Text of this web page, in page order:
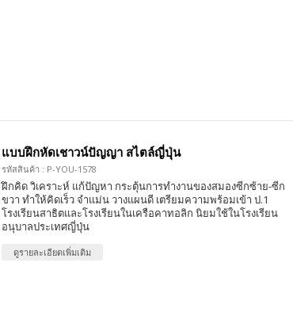
แบบฝึกหัดเชาวน์ปัญญา สไตล์ญี่ปุ่น
รหัสสินค้า : P-YOU-1578
ฝึกคิด วิเคราะห์ แก้ปัญหา กระตุ้นการทำงานของสมองซีกซ้าย-ซีก
ขวา ทำให้คิดเร็ว จำแม่น วางแผนดี เตรียมความพร้อมเข้า ป.1
โรงเรียนสาธิตและโรงเรียนในเครือคาทอลิก นิยมใช้ในโรงเรียน
อนุบาลประเทศญี่ปุ่น
ดูรายละเอียดเพิ่มเติม